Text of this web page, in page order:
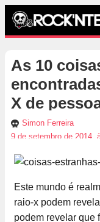
As 10
X de
Simon Ferreira
9 de setembro de 2014,
Este mundo é
raio-x podem
podem revelar que